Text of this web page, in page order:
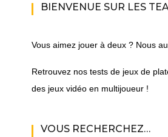
BIENVENUE SUR LES
Vous aimez jouer à deux ? Nous
Retrouvez nos tests de jeux de
des jeux vidéo en multijoueur !
VOUS RECHERCHEZ…